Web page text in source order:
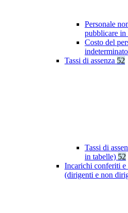
Personale
pubblicare in
Costo del
Tassi di assenza 52
Tassi di
in tabelle) 52
Incarichi conferiti e
(dirigenti e non